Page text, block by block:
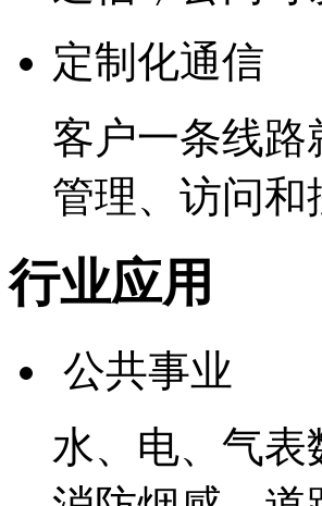
定制化通信
客户一条线路
管理、访问和
行业应用
公共事业
水、电、气